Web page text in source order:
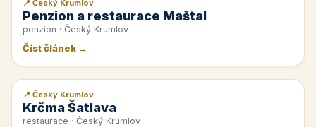
📰 PR článek
📍 Český Krumlov
Penzion a restaurace Maštal
penzion · Český Krumlov
Číst článek →
📰 PR článek
📍 Český Krumlov
Krčma Šatlava
restaurace · Český Krumlov